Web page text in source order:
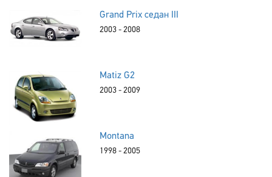
Grand Prix седан III
2003 - 2008
Matiz G2
2003 - 2009
Montana
1998 - 2005